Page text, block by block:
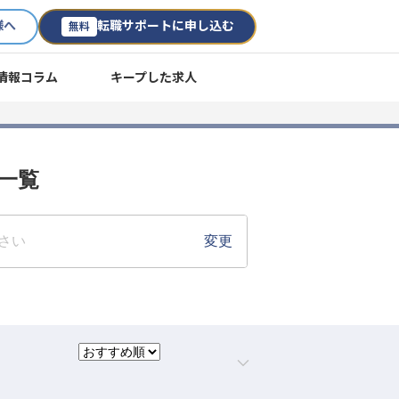
へ 無料 転職サポートに申し込む
報コラム キープした求人
覧
い 変更